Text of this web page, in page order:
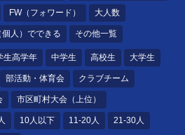
FW（フォワード） 大人数
個人）でできる その他一覧
生高学年 中学生 高校生 大学生
部活動・体育会 クラブチーム
市区町村大会（上位）
10人以下 11-20人 21-30人